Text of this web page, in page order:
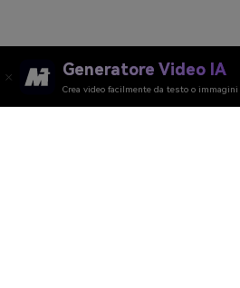
Generatore Video IA
Crea video facilmente da testo o immagini